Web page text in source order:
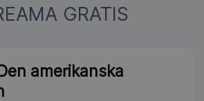
GRATIS
amerikanska